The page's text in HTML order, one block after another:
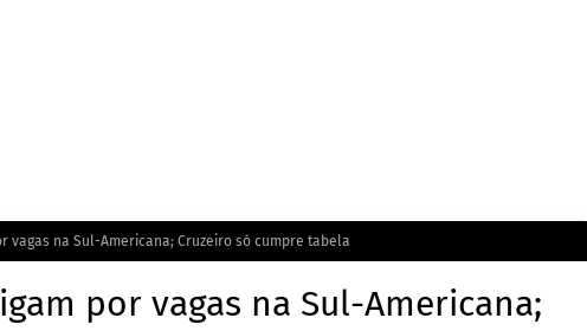
vagas na Sul-Americana; Cruzeiro só cumpre tabela
por vagas na Sul-Americana;